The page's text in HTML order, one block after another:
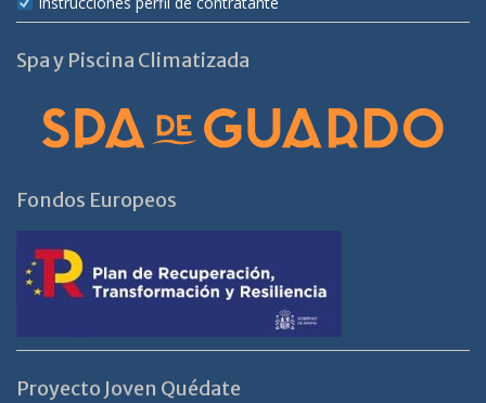
Spa y Piscina Climatizada
Fondos Europeos
Proyecto Joven Quédate